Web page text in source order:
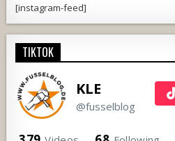
[instagram-feed]
TIKTOK
KLE
@fusselblog